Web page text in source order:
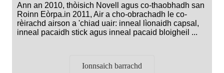
Ann an 2010, thòisich Novell agus co-thaobhadh san
Roinn Eòrpa.in 2011, Air a cho-obrachadh le co-
rèirachd airson a 'chiad uair: inneal lìonaidh capsal,
inneal pacaidh stick agus inneal pacaid bloigheil ...
Ionnsaich barrachd